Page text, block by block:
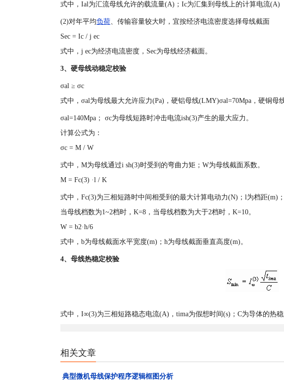
式中，Ial为汇流母线允许的载流量(A)；Ic为汇集到母线上的计算电流(A)
(2)对年平均负荷、传输容量较大时，宜按经济电流密度选择母线截面
Sec = Ic / j ec
式中，j ec为经济电流密度，Sec为母线经济截面。
3、硬母线动稳定校验
σal ≥ σc
式中，σal为母线最大允许应力(Pa)，硬铝母线(LMY)σal=70Mpa，硬铜母
σal=140Mpa； σc为母线短路时冲击电流ish(3)产生的最大应力。
计算公式为：
σc = M / W
式中，M为母线通过i sh(3)时受到的弯曲力矩；W为母线截面系数。
M = Fc(3) ·l / K
式中，Fc(3)为三相短路时中间相受到的最大计算电动力(N)；l为档距(m)
当母线档数为1~2档时，K=8，当母线档数为大于2档时，K=10。
W = b2·h/6
式中，b为母线截面水平宽度(m)；h为母线截面垂直高度(m)。
4、母线热稳定校验
式中，I∞(3)为三相短路稳态电流(A)，tima为假想时间(s)；C为导体的热稳
相关文章
典型微机母线保护程序逻辑框图分析